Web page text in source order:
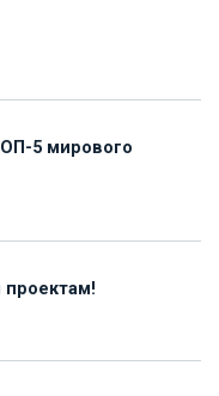
5 мирового